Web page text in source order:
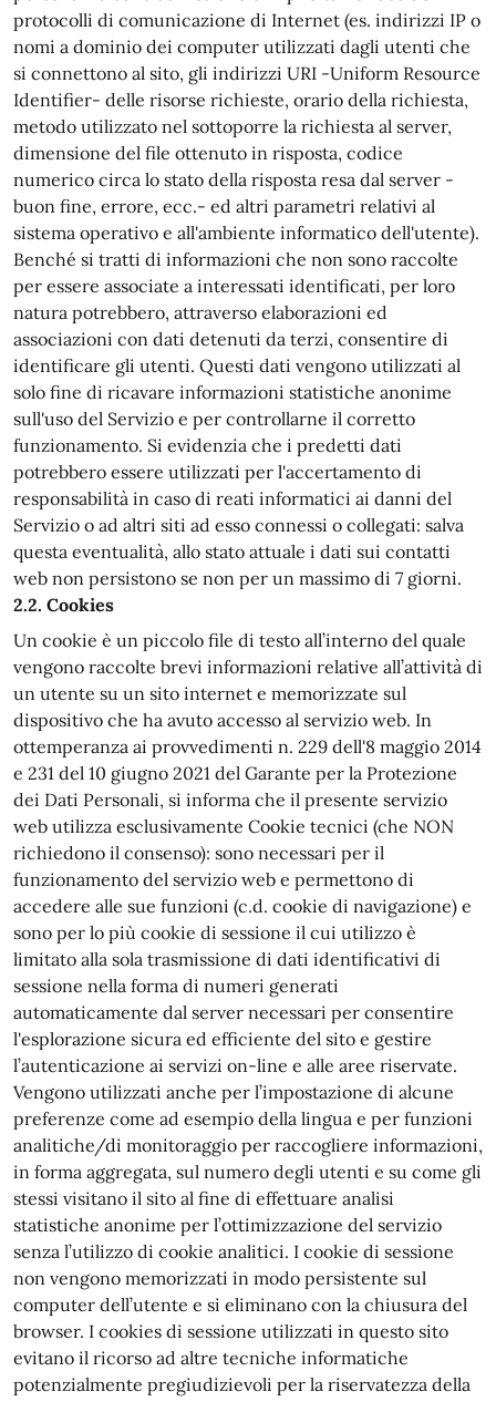
protocolli di comunicazione di Internet (es. indirizzi IP o
nomi a dominio dei computer utilizzati dagli utenti che
si connettono al sito, gli indirizzi URI -Uniform Resource
Identifier- delle risorse richieste, orario della richiesta,
metodo utilizzato nel sottoporre la richiesta al server,
dimensione del file ottenuto in risposta, codice
numerico circa lo stato della risposta resa dal server -
buon fine, errore, ecc.- ed altri parametri relativi al
sistema operativo e all'ambiente informatico dell'utente).
Benché si tratti di informazioni che non sono raccolte
per essere associate a interessati identificati, per loro
natura potrebbero, attraverso elaborazioni ed
associazioni con dati detenuti da terzi, consentire di
identificare gli utenti. Questi dati vengono utilizzati al
solo fine di ricavare informazioni statistiche anonime
sull'uso del Servizio e per controllarne il corretto
funzionamento. Si evidenzia che i predetti dati
potrebbero essere utilizzati per l'accertamento di
responsabilità in caso di reati informatici ai danni del
Servizio o ad altri siti ad esso connessi o collegati: salva
questa eventualità, allo stato attuale i dati sui contatti
web non persistono se non per un massimo di 7 giorni.
2.2. Cookies
Un cookie è un piccolo file di testo all’interno del quale
vengono raccolte brevi informazioni relative all’attività di
un utente su un sito internet e memorizzate sul
dispositivo che ha avuto accesso al servizio web. In
ottemperanza ai provvedimenti n. 229 dell'8 maggio 2014
e 231 del 10 giugno 2021 del Garante per la Protezione
dei Dati Personali, si informa che il presente servizio
web utilizza esclusivamente Cookie tecnici (che NON
richiedono il consenso): sono necessari per il
funzionamento del servizio web e permettono di
accedere alle sue funzioni (c.d. cookie di navigazione) e
sono per lo più cookie di sessione il cui utilizzo è
limitato alla sola trasmissione di dati identificativi di
sessione nella forma di numeri generati
automaticamente dal server necessari per consentire
l'esplorazione sicura ed efficiente del sito e gestire
l’autenticazione ai servizi on-line e alle aree riservate.
Vengono utilizzati anche per l’impostazione di alcune
preferenze come ad esempio della lingua e per funzioni
analitiche/di monitoraggio per raccogliere informazioni,
in forma aggregata, sul numero degli utenti e su come gli
stessi visitano il sito al fine di effettuare analisi
statistiche anonime per l’ottimizzazione del servizio
senza l’utilizzo di cookie analitici. I cookie di sessione
non vengono memorizzati in modo persistente sul
computer dell’utente e si eliminano con la chiusura del
browser. I cookies di sessione utilizzati in questo sito
evitano il ricorso ad altre tecniche informatiche
potenzialmente pregiudizievoli per la riservatezza della